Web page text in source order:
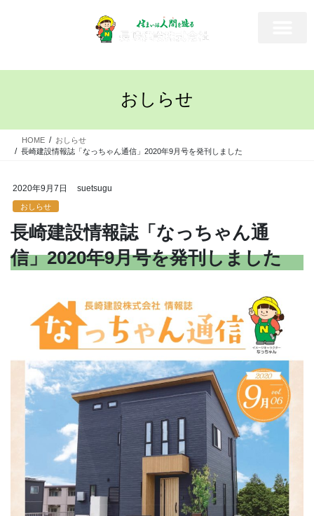
おしらせ
HOME
おしらせ
長崎建設情報誌「なっちゃん通信」2020年9月号を発刊しました
2020年9月7日 suetsugu
おしらせ
長崎建設情報誌「なっちゃん通
信」2020年9月号を発刊しました